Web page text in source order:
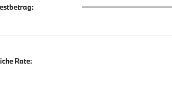
Zielrate / Restbetrag
Rate: